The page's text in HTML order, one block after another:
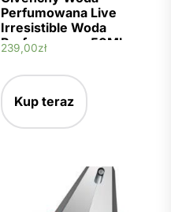
Perfumowana Live
Irresistible Woda
Perfumowana 50Ml
239,00zł
Kup teraz